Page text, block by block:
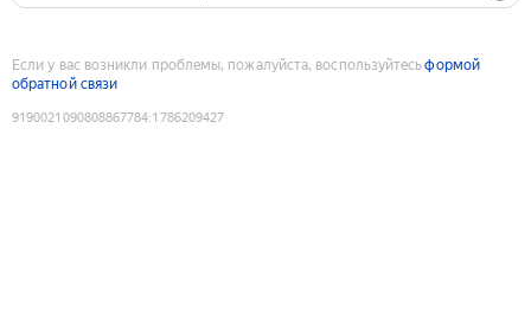
Если у вас возникли проблемы, пожалуйста, воспользуйтесьформой
обратной связи
9190021090808867784:1786209427